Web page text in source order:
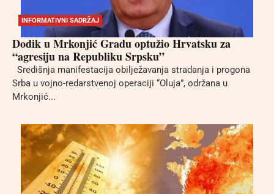
INFORMATIVNI SADRŽAJ
Dodik u Mrkonjić Gradu optužio Hrvatsku za
“agresiju na Republiku Srpsku”
Središnja manifestacija obilježavanja stradanja i progona
Srba u vojno-redarstvenoj operaciji “Oluja”, održana u
Mrkonjić...